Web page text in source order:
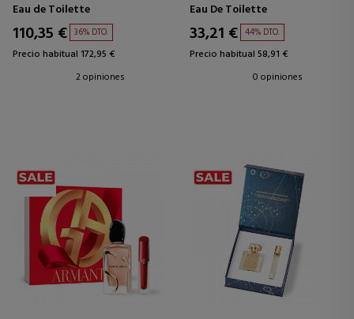
Eau de Toilette
110,35 € 36% DTO.
Precio habitual 172,95 €
2 opiniones
Eau De Toilette
33,21 € 44% DTO.
Precio habitual 58,91 €
0 opiniones